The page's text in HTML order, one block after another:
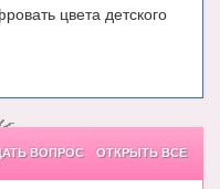
цвета детского
ОТКРЫТЬ ВСЕ
ВОПРОС